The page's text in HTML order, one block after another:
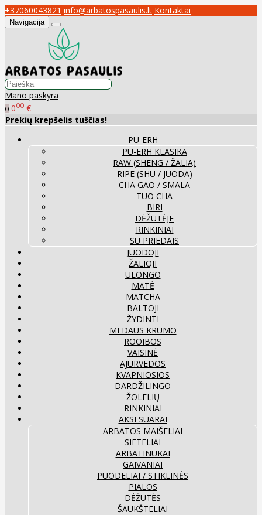
+37060043821 info@arbatospasaulis.lt Kontaktai
Navigacija
Mano paskyra
0 000 €
Prekių krepšelis tuščias!
PU-ERH
PU-ERH KLASIKA
RAW (SHENG / ŽALIA)
RIPE (SHU / JUODA)
CHA GAO / SMALA
TUO CHA
BIRI
DĖŽUTĖJE
RINKINIAI
SU PRIEDAIS
JUODOJI
ŽALIOJI
ULONGO
MATĖ
MATCHA
BALTOJI
ŽYDINTI
MEDAUS KRŪMO
ROOIBOS
VAISINĖ
AJURVEDOS
KVAPNIOSIOS
DARDŽILINGO
ŽOLELIŲ
RINKINIAI
AKSESUARAI
ARBATOS MAIŠELIAI
SIETELIAI
ARBATINUKAI
GAIVANIAI
PUODELIAI / STIKLINĖS
PIALOS
DĖŽUTĖS
ŠAUKŠTELIAI